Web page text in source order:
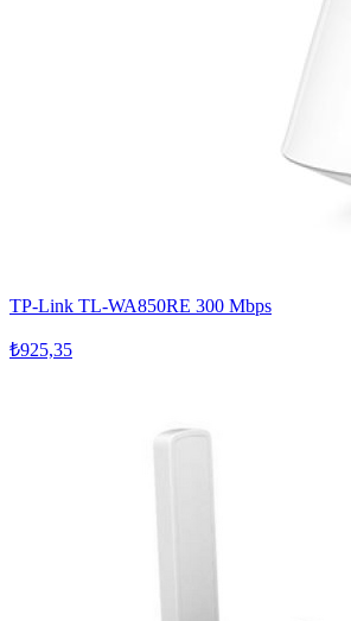
TP-Link TL-WA850RE 300 Mbps
₺925,35